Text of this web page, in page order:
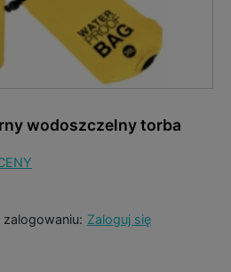
wodoszczelny torba
Zaloguj się